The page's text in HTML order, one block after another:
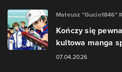
Mateusz "Gucio1846"
Kończy się
kultowa manga
07.04.2026